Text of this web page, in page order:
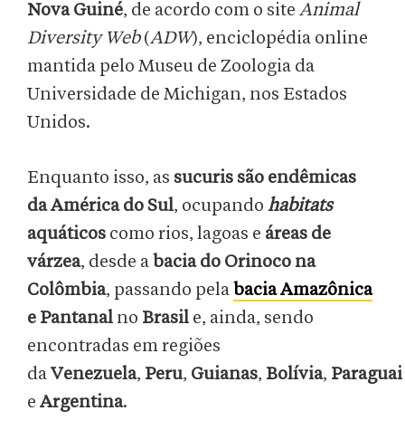
Nova Guiné, de acordo com o site Animal
Diversity Web(ADW), enciclopédia online
mantida pelo Museu de Zoologia da
Universidade de Michigan, nos Estados
Unidos.
Enquanto isso, as sucuris são endêmicas
da América do Sul, ocupando habitats
aquáticos como rios, lagoas e áreas de
várzea, desde a bacia do Orinoco na
Colômbia, passando pela bacia Amazônica
e Pantanal no Brasil e, ainda, sendo
encontradas em regiões
daVenezuela, Peru, Guianas, Bolívia, Paraguai
e Argentina.